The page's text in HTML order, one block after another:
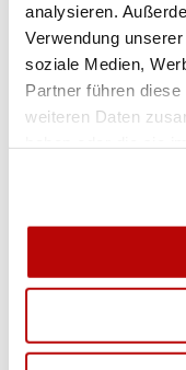
analysieren.
Verwendung
soziale Medien,
Partner führen
weiteren Daten
neuen
Hari)
Die gesamten
www.vss-